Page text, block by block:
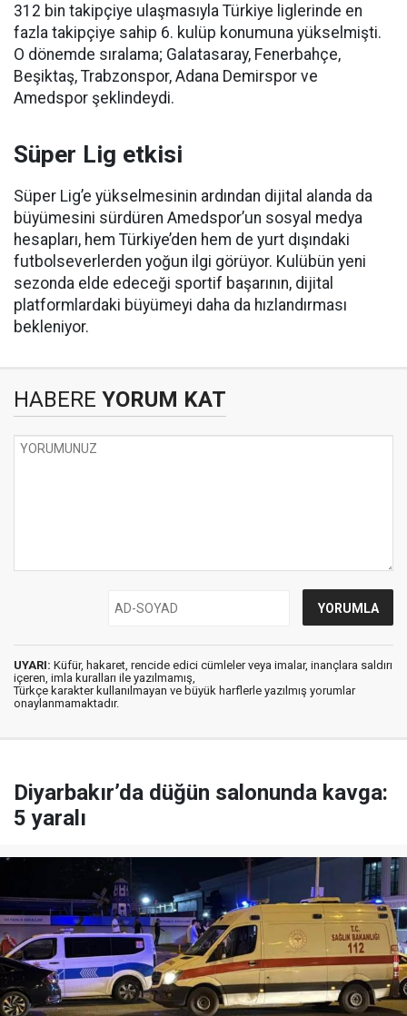
312 bin takipçiye ulaşmasıyla Türkiye liglerinde en
fazla takipçiye sahip 6. kulüp konumuna yükselmişti.
O dönemde sıralama; Galatasaray, Fenerbahçe,
Beşiktaş, Trabzonspor, Adana Demirspor ve
Amedspor şeklindeydi.
Süper Lig etkisi
Süper Lig’e yükselmesinin ardından dijital alanda da
büyümesini sürdüren Amedspor’un sosyal medya
hesapları, hem Türkiye’den hem de yurt dışındaki
futbolseverlerden yoğun ilgi görüyor. Kulübün yeni
sezonda elde edeceği sportif başarının, dijital
platformlardaki büyümeyi daha da hızlandırması
bekleniyor.
HABERE YORUM KAT
UYARI: Küfür, hakaret, rencide edici cümleler veya imalar, inançlara saldırı
içeren, imla kuralları ile yazılmamış,
Türkçe karakter kullanılmayan ve büyük harflerle yazılmış yorumlar
onaylanmamaktadır.
Diyarbakır’da düğün salonunda kavga:
5 yaralı